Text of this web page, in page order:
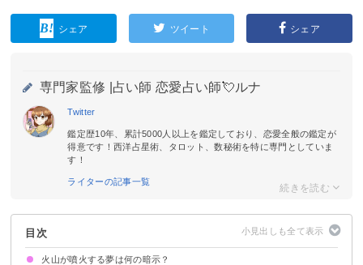
シェア ツイート シェア
専門家監修 | 占い師 恋愛占い師💘ルナ
Twitter
鑑定歴10年、累計5000人以上を鑑定しており、恋愛全般の鑑定が
得意です！西洋占星術、タロット、数秘術を特に専門としていま
す！
ライターの記事一覧
目次
火山が噴火する夢は何の暗示？